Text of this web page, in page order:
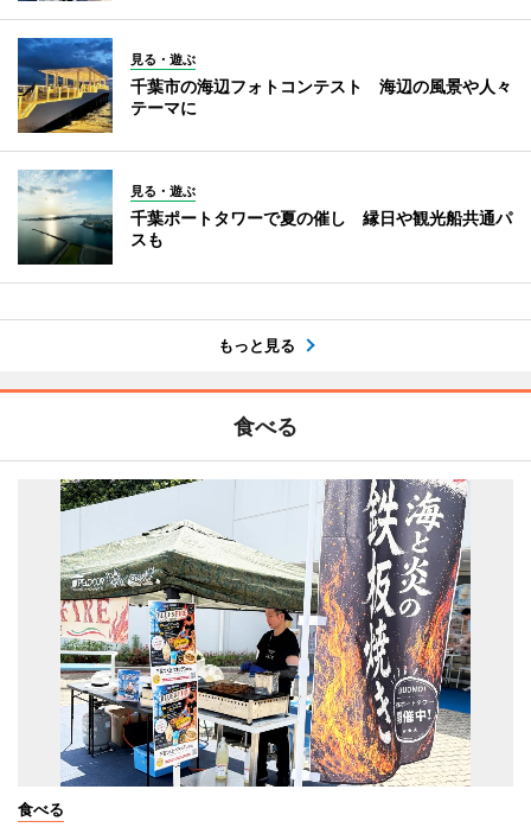
見る・遊ぶ
千葉市の海辺フォトコンテスト 海辺の風景や人々
テーマに
見る・遊ぶ
千葉ポートタワーで夏の催し 縁日や観光船共通パ
スも
もっと見る
食べる
食べる